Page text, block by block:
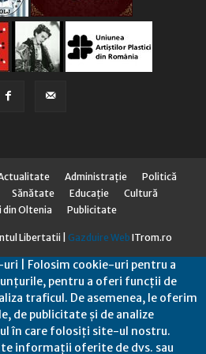
Administraţie
Politică
Sănătate Educaţie
Cultură
din Oltenia Publicitate
Libertatii | Gazduire Web ITrom.ro
| Folosim cookie-uri pentru a
pentru a oferi funcții de
traficul. De asemenea, le oferim
de publicitate și de analize
în care folosiți site-ul nostru.
informații oferite de dvs. sau